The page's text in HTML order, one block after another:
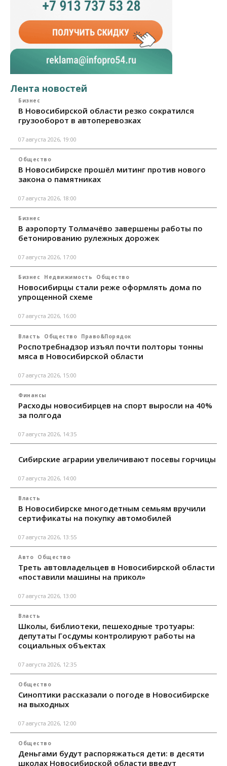
Лента новостей
Бизнес
В Новосибирской области резко сократился
грузооборот в автоперевозках
07 августа 2026, 19:00
Общество
В Новосибирске прошёл митинг против нового
закона о памятниках
07 августа 2026, 18:00
Бизнес
В аэропорту Толмачёво завершены работы по
бетонированию рулежных дорожек
07 августа 2026, 17:00
Бизнес Недвижимость Общество
Новосибирцы стали реже оформлять дома по
упрощенной схеме
07 августа 2026, 16:00
Власть Общество Право&Порядок
Роспотребнадзор изъял почти полторы тонны
мяса в Новосибирской области
07 августа 2026, 15:00
Финансы
Расходы новосибирцев на спорт выросли на 40%
за полгода
07 августа 2026, 14:35
Сибирские аграрии увеличивают посевы горчицы
07 августа 2026, 14:00
Власть
В Новосибирске многодетным семьям вручили
сертификаты на покупку автомобилей
07 августа 2026, 13:55
Авто Общество
Треть автовладельцев в Новосибирской области
«поставили машины на прикол»
07 августа 2026, 13:00
Власть
Школы, библиотеки, пешеходные тротуары:
депутаты Госдумы контролируют работы на
социальных объектах
07 августа 2026, 12:35
Общество
Синоптики рассказали о погоде в Новосибирске
на выходных
07 августа 2026, 12:00
Общество
Деньгами будут распоряжаться дети: в десяти
школах Новосибирской области введут